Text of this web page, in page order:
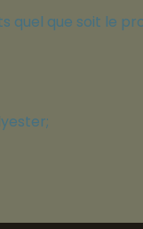
que soit le